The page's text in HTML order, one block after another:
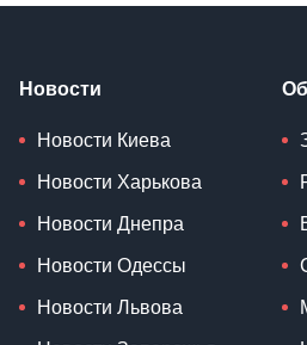
Новости
Новости Киева
Новости Харькова
Новости Днепра
Новости Одессы
Новости Львова